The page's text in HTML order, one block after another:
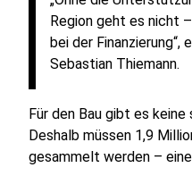
Region geht es nicht
bei der
Sebastian Thiemann.
Für den Bau gibt es
Deshalb müssen 1,9
gesammelt werden –